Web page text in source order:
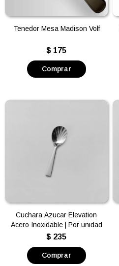
Tenedor Mesa Madison Volf
$ 175
Cuchara Azucar Elevation
Acero Inoxidable | Por unidad
$ 235